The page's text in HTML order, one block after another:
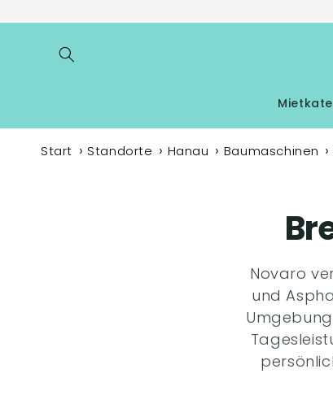
Direkt
Inhalt
Start Standorte Hanau Baumaschinen
Novaro
und